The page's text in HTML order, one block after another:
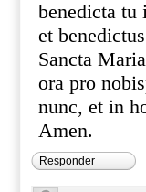
benedicta tu
et
Sancta
ora pro
nunc, et in
Amen.
Responder